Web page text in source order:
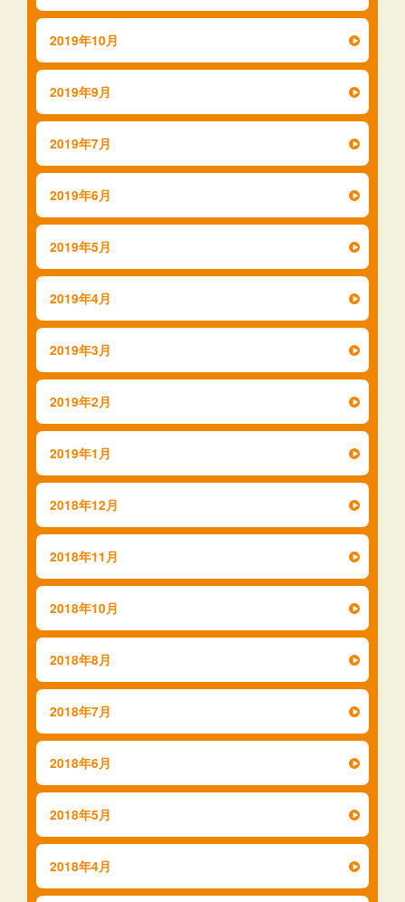
2019年10月
2019年9月
2019年7月
2019年6月
2019年5月
2019年4月
2019年3月
2019年2月
2019年1月
2018年12月
2018年11月
2018年10月
2018年8月
2018年7月
2018年6月
2018年5月
2018年4月